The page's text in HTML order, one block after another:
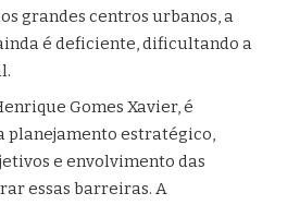
grandes centros urbanos, a
é deficiente, dificultando a
Gomes Xavier, é
planejamento estratégico,
e envolvimento das
essas barreiras. A